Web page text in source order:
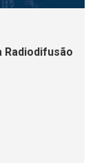
Radiodifusão